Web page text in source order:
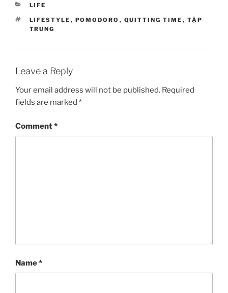
CATEGORIES
LIFE
TAGS
LIFESTYLE , POMODORO , QUITTING TIME , TẬP
TRUNG
Leave a Reply
Your email address will not be published. Required
fields are marked *
Comment*
Name*